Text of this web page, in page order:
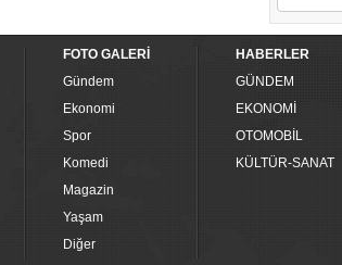
FOTO GALERİ
Gündem
Ekonomi
Spor
Komedi
Magazin
Yaşam
Diğer
HABERLER
GÜNDEM
EKONOMİ
OTOMOBİL
KÜLTÜR-SANAT